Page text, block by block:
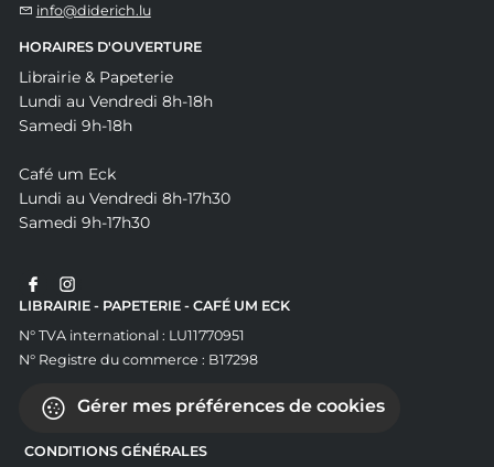
info@diderich.lu
HORAIRES D'OUVERTURE
Librairie & Papeterie
Lundi au Vendredi 8h-18h
Samedi 9h-18h
Café um Eck
Lundi au Vendredi 8h-17h30
Samedi 9h-17h30
LIBRAIRIE - PAPETERIE - CAFÉ UM ECK
N° TVA international : LU11770951
N° Registre du commerce : B17298
Gérer mes préférences de cookies
CONDITIONS GÉNÉRALES